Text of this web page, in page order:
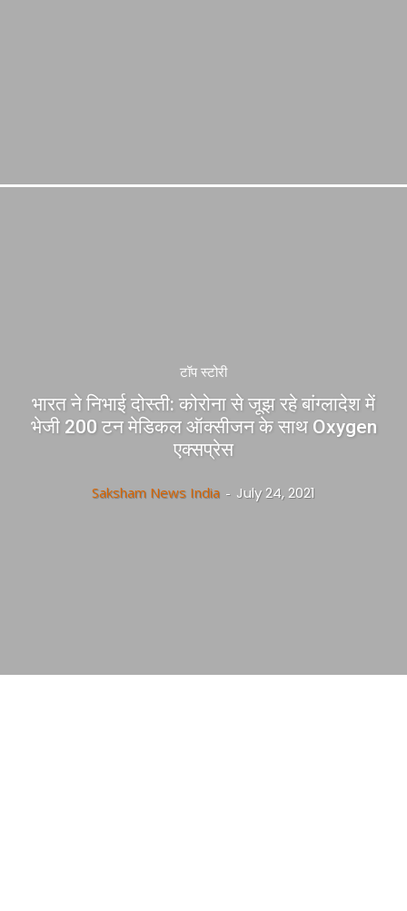
टॉप स्टोरी
भारत ने निभाई दोस्ती: कोरोना से जूझ रहे बांग्लादेश में
भेजी 200 टन मेडिकल ऑक्सीजन के साथ Oxygen
एक्सप्रेस
Saksham News India - July 24, 2021